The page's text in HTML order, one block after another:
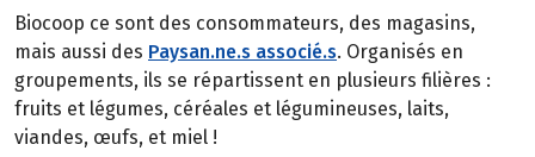
Biocoop ce sont des consommateurs, des magasins,
mais aussi des Paysan.ne.s associé.s. Organisés en
groupements, ils se répartissent en plusieurs filières :
fruits et légumes, céréales et légumineuses, laits,
viandes, œufs, et miel !